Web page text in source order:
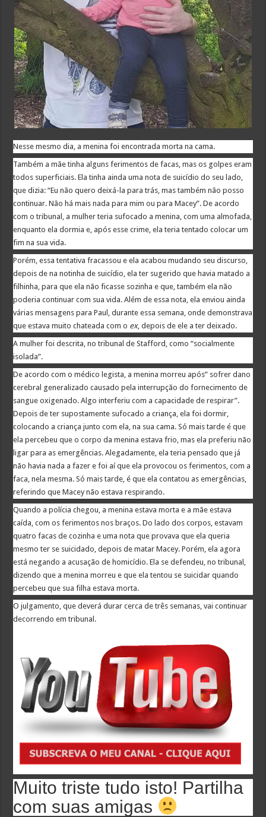
Nesse mesmo dia, a menina foi encontrada morta na cama.
Também a mãe tinha alguns ferimentos de facas, mas os golpes eram
todos superficiais. Ela tinha ainda uma nota de suicídio do seu lado,
que dizia: “Eu não quero deixá-la para trás, mas também não posso
continuar. Não há mais nada para mim ou para Macey”. De acordo
com o tribunal, a mulher teria sufocado a menina, com uma almofada,
enquanto ela dormia e, após esse crime, ela teria tentado colocar um
fim na sua vida.
Porém, essa tentativa fracassou e ela acabou mudando seu discurso,
depois de na notinha de suicídio, ela ter sugerido que havia matado a
filhinha, para que ela não ficasse sozinha e que, também ela não
poderia continuar com sua vida. Além de essa nota, ela enviou ainda
várias mensagens para Paul, durante essa semana, onde demonstrava
que estava muito chateada com o ex, depois de ele a ter deixado.
A mulher foi descrita, no tribunal de Stafford, como “socialmente
isolada”.
De acordo com o médico legista, a menina morreu após” sofrer dano
cerebral generalizado causado pela interrupção do fornecimento de
sangue oxigenado. Algo interferiu com a capacidade de respirar”.
Depois de ter supostamente sufocado a criança, ela foi dormir,
colocando a criança junto com ela, na sua cama. Só mais tarde é que
ela percebeu que o corpo da menina estava frio, mas ela preferiu não
ligar para as emergências. Alegadamente, ela teria pensado que já
não havia nada a fazer e foi aí que ela provocou os ferimentos, com a
faca, nela mesma. Só mais tarde, é que ela contatou as emergências,
referindo que Macey não estava respirando.
Quando a polícia chegou, a menina estava morta e a mãe estava
caída, com os ferimentos nos braços. Do lado dos corpos, estavam
quatro facas de cozinha e uma nota que provava que ela queria
mesmo ter se suicidado, depois de matar Macey. Porém, ela agora
está negando a acusação de homicídio. Ela se defendeu, no tribunal,
dizendo que a menina morreu e que ela tentou se suicidar quando
percebeu que sua filha estava morta.
O julgamento, que deverá durar cerca de três semanas, vai continuar
decorrendo em tribunal.
Muito triste tudo isto! Partilha
com suas amigas